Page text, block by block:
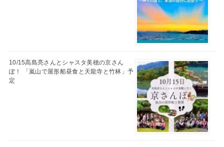
10/15高島亮さんとシャスタ美穂の京さん
ぽ！ 「嵐山で屋形船昼食と天龍寺と竹林」予
定